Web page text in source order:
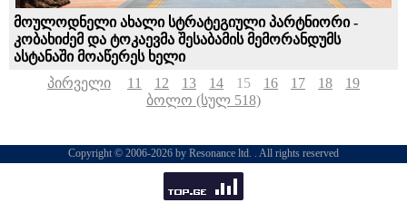
მოულოდნელი ახალი სტრატეგიული პარტნიორი -
კობახიძემ და ტოკაევმა შესაბამის მემორანდუმს
ასტანაში მოაწერეს ხელი
პირველი
11 12 13 14 15 16 17 18
19
ბოლო (სულ 518)
Copyright © 2006-2026 by Resonance ltd. . All rights reserved